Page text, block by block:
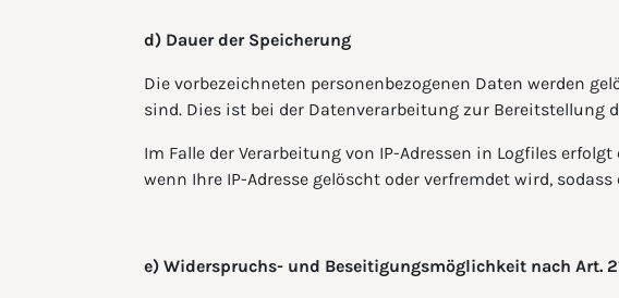
d) Dauer der Speicherung
Die vorbezeichneten personenbezogenen Daten werden
sind. Dies ist bei der Datenverarbeitung zur Bereitstellung
Im Falle der Verarbeitung von IP-Adressen in Logfiles
wenn Ihre IP-Adresse gelöscht oder verfremdet wird,
e) Widerspruchs- und Beseitigungsmöglichkeit nach Art.